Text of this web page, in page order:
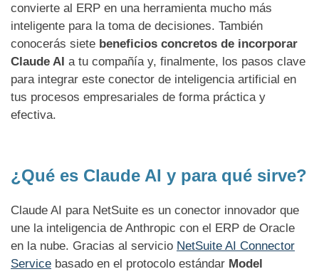
convierte al ERP en una herramienta mucho más
inteligente para la toma de decisiones. También
conocerás siete beneficios concretos de incorporar
Claude AI a tu compañía y, finalmente, los pasos clave
para integrar este conector de inteligencia artificial en
tus procesos empresariales de forma práctica y
efectiva.
¿Qué es Claude AI y para qué sirve?
Claude AI para NetSuite es un conector innovador que
une la inteligencia de Anthropic con el ERP de Oracle
en la nube. Gracias al servicio NetSuite AI Connector
Service basado en el protocolo estándar Model